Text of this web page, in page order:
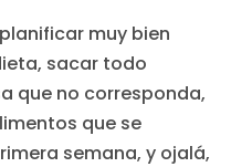
muy bien
sacar todo
que no corresponda,
que se
semana, y ojalá,